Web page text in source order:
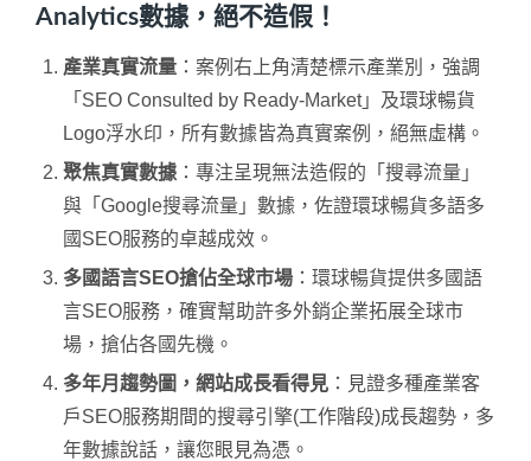
Analytics數據，絕不造假！
產業真實流量 ：案例右上角清楚標示產業別，強調
「SEO Consulted by Ready-Market」及環球暢貨
Logo浮水印，所有數據皆為真實案例，絕無虛構。
聚焦真實數據 ：專注呈現無法造假的「搜尋流量」
與「Google搜尋流量」數據，佐證環球暢貨多語多
國SEO服務的卓越成效。
多國語言SEO搶佔全球市場 ：環球暢貨提供多國語
言SEO服務，確實幫助許多外銷企業拓展全球市
場，搶佔各國先機。
多年月趨勢圖，網站成長看得見 ：見證多種產業客
戶SEO服務期間的搜尋引擎(工作階段)成長趨勢，多
年數據說話，讓您眼見為憑。